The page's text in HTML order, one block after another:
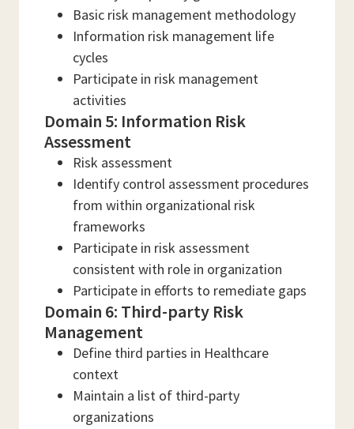
Basic risk management methodology
Information risk management life
cycles
Participate in risk management
activities
Domain 5: Information Risk
Assessment
Risk assessment
Identify control assessment procedures
from within organizational risk
frameworks
Participate in risk assessment
consistent with role in organization
Participate in efforts to remediate gaps
Domain 6: Third-party Risk
Management
Define third parties in Healthcare
context
Maintain a list of third-party
organizations